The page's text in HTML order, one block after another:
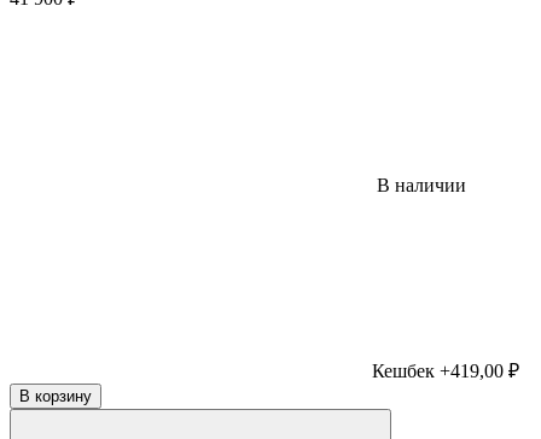
В наличии
Кешбек +419,00 ₽
В корзину